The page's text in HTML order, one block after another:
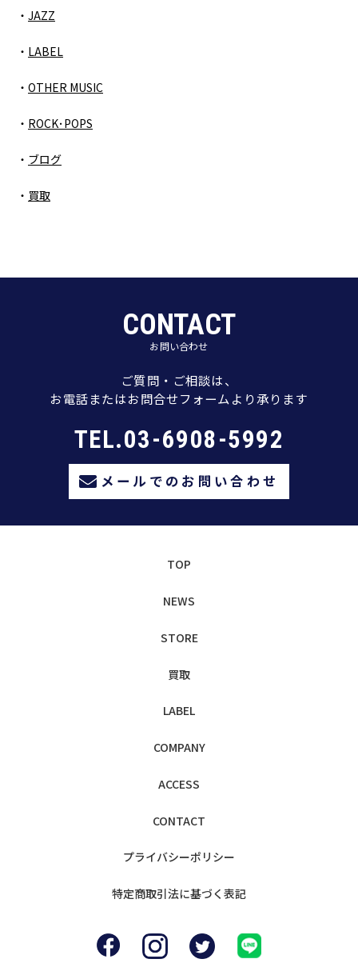
JAZZ
LABEL
OTHER MUSIC
ROCK･POPS
ブログ
買取
CONTACT
お問い合わせ
ご質問・ご相談は、
お電話またはお問合せフォームより承ります
TEL.03-6908-5992
メールでのお問い合わせ
TOP
NEWS
STORE
買取
LABEL
COMPANY
ACCESS
CONTACT
プライバシーポリシー
特定商取引法に基づく表記